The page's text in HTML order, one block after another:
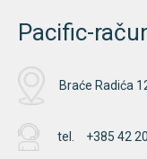
Pacific-
Braće Radića
tel. +385 42